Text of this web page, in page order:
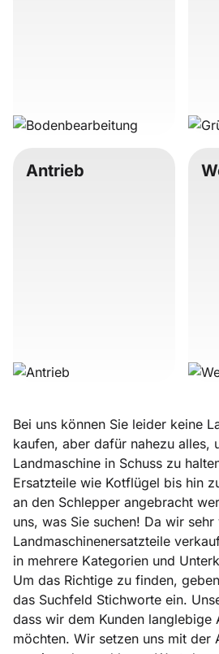
Antrieb
Bei uns können Sie leider keine
kaufen, aber dafür nahezu alles,
Landmaschine in Schuss zu
Ersatzteile wie Kotflügel bis hin
an den Schlepper angebracht
uns, was Sie suchen! Da wir sehr
Landmaschinenersatzteile
in mehrere Kategorien und
Um das Richtige zu finden,
das Suchfeld Stichworte ein.
dass wir dem Kunden langlebige
möchten. Wir setzen uns mit der